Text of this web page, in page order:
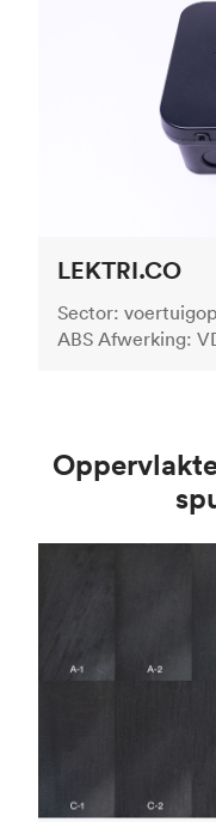
LEKTRI.CO
Sector:
ABS Afwerking: